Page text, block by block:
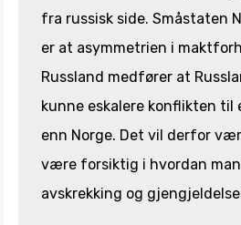
fra russisk side. Småstaten
er at asymmetrien i
Russland medfører at
kunne eskalere konflikten til
enn Norge. Det vil derfor
være forsiktig i hvordan
avskrekking og